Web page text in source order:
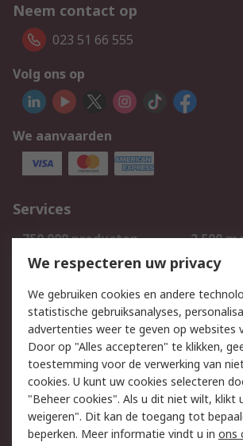
Neem contact op
023 51 66 555
Volg ons op
We aanvaarden
Services
750.000 producten
2.500
Bestellen
Track & Trace
Wettelijk
Cookiebeleid
Email
Privacybeleid
Algemene
verkoopvoorwaarden
We respecteren uw privacy
We gebruiken cookies en andere
statistische gebruiksanalyses,
advertenties weer te geven op websites
Door op "Alles accepteren" te klikken,
toestemming voor de verwerking van
cookies. U kunt uw cookies selecteren
"Beheer cookies". Als u dit niet wilt, klikt
weigeren". Dit kan de toegang tot
beperken. Meer informatie vindt u in ons